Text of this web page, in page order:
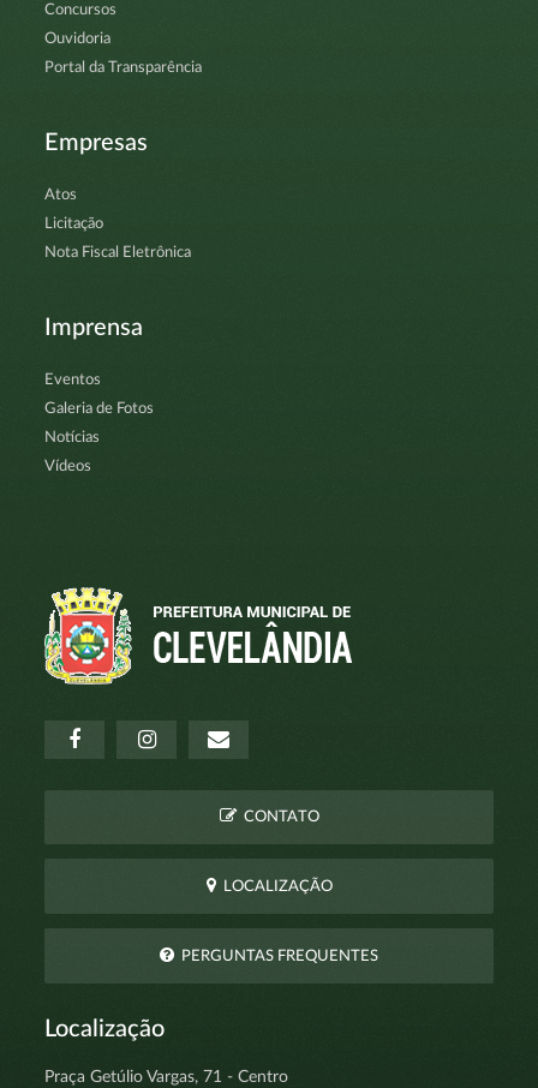
Concursos
Ouvidoria
Portal da Transparência
Empresas
Atos
Licitação
Nota Fiscal Eletrônica
Imprensa
Eventos
Galeria de Fotos
Notícias
Vídeos
CONTATO
LOCALIZAÇÃO
PERGUNTAS FREQUENTES
Localização
Praça Getúlio Vargas, 71 - Centro